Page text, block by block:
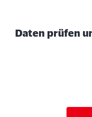
Daten prüfen